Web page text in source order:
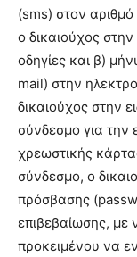
(sms) στον
ο δικαιούχος
οδηγίες και β)
mail) στην
δικαιούχος στην
σύνδεσμο για την
χρεωστικής
σύνδεσμο, ο
πρόσβασης
επιβεβαίωσης, με
προκειμένου να